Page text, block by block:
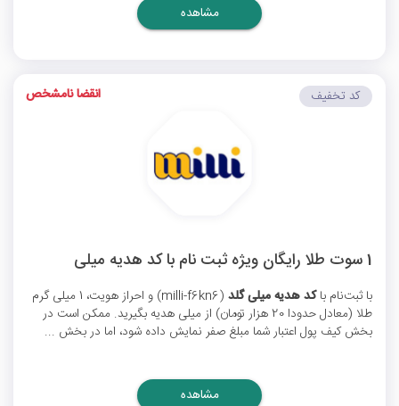
مشاهده
1 سوت طلا رایگان ویژه ثبت نام با کد هدیه میلی
با ثبت‌نام باکد هدیه میلی گلد
(milli-f6kn6) و احراز هویت، 1 میلی گرم
طلا (معادل حدودا 20 هزار تومان) از میلی هدیه بگیرید. ممکن است در
بخش کیف پول اعتبار شما مبلغ صفر نمایش داده شود، اما در بخش ...
کد تخفیف انقضا نامشخص
مشاهده